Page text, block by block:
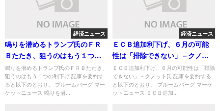
経済ニュース
鳴りを潜めるトランプ氏のＦＲ
Ｂたたき、狙うのはもう１つの
利下げ
鳴りを潜めるトランプ氏のＦＲＢたたき、
狙うのはもう１つの利下げ 記事を要約す
ると以下のとおり。 ブルームバーグ マー
ケットニュース 鳴りを潜...
経済ニュース
ＥＣＢ追加利下げ、６月の可能
性は「排除できない」－クノッ
ト氏
ＥＣＢ追加利下げ、６月の可能性は「排除
できない」－クノット氏 記事を要約する
と以下のとおり。 ブルームバーグ マーケ
ットニュース ＥＣＢ追加...